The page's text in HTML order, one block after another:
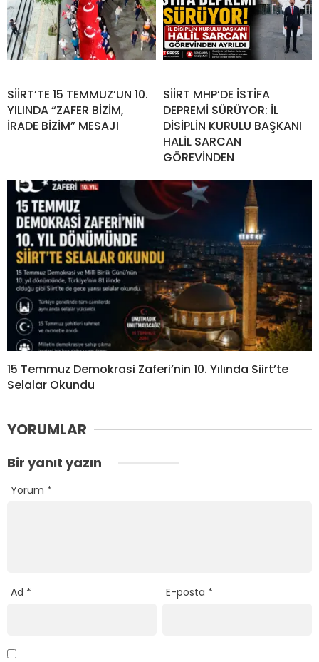
SİİRT’TE 15 TEMMUZ’UN 10.
YILINDA “ZAFER BİZİM,
İRADE BİZİM” MESAJI
SİİRT MHP’DE İSTİFA
DEPREMİ SÜRÜYOR: İL
DİSİPLİN KURULU BAŞKANI
HALİL SARCAN
GÖREVİNDEN
15 Temmuz Demokrasi Zaferi’nin 10. Yılında Siirt’te
Selalar Okundu
YORUMLAR
Bir yanıt yazın
Yorum *
Ad * E-posta *